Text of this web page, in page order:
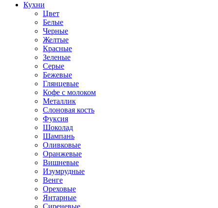
Кухни
Цвет
Белые
Черные
Желтые
Красные
Зеленые
Серые
Бежевые
Глянцевые
Кофе с молоком
Металлик
Слоновая кость
Фуксия
Шоколад
Шампань
Оливковые
Оранжевые
Вишневые
Изумрудные
Венге
Ореховые
Янтарные
Сиреневые